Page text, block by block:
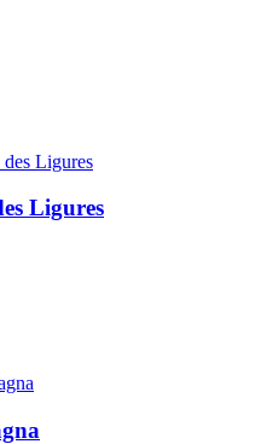
Ligures